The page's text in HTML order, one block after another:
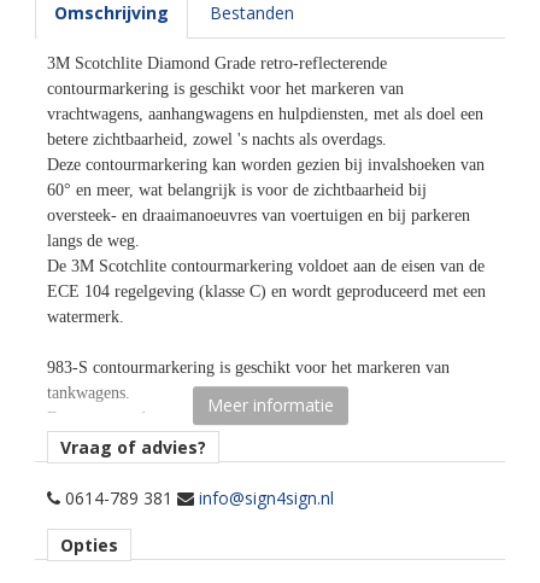
Omschrijving Bestanden
3M Scotchlite Diamond Grade retro-reflecterende
contourmarkering is geschikt voor het markeren van
vrachtwagens, aanhangwagens en hulpdiensten, met als doel een
betere zichtbaarheid, zowel 's nachts als overdags.
Deze contourmarkering kan worden gezien bij invalshoeken van
60° en meer, wat belangrijk is voor de zichtbaarheid bij
oversteek- en draaimanoeuvres van voertuigen en bij parkeren
langs de weg.
De 3M Scotchlite contourmarkering voldoet aan de eisen van de
ECE 104 regelgeving (klasse C) en wordt geproduceerd met een
watermerk.
983-S contourmarkering is geschikt voor het markeren van
tankwagens.
De maat van de segmenten is 106mm x 50mm.
Afname
per rol (50 meter lengte x 50 mm breedte)
Materiaaltype
Meer informatie
Vraag of advies?
0614-789 381 info@sign4sign.nl
Opties